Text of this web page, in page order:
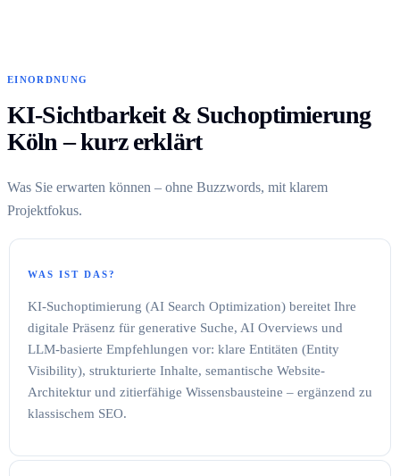
EINORDNUNG
KI-Sichtbarkeit & Suchoptimierung
Köln – kurz erklärt
Was Sie erwarten können – ohne Buzzwords, mit klarem
Projektfokus.
WAS IST DAS?
KI-Suchoptimierung (AI Search Optimization) bereitet Ihre
digitale Präsenz für generative Suche, AI Overviews und
LLM-basierte Empfehlungen vor: klare Entitäten (Entity
Visibility), strukturierte Inhalte, semantische Website-
Architektur und zitierfähige Wissensbausteine – ergänzend zu
klassischem SEO.